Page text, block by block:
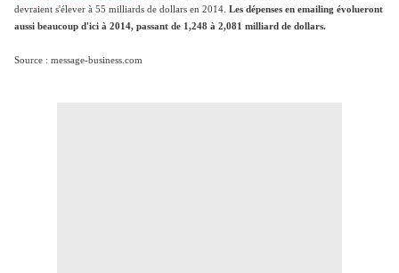
devraient s'élever à 55 milliards de dollars en 2014. Les dépenses en emailing évolueront
aussi beaucoup d'ici à 2014, passant de 1,248 à 2,081 milliard de dollars.
Source : message-business.com